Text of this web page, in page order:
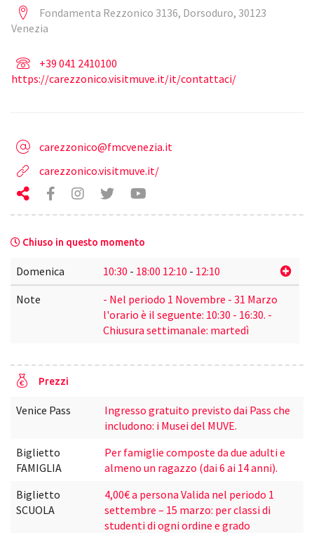
Fondamenta Rezzonico 3136, Dorsoduro, 30123
Venezia
+39 041 2410100
https://carezzonico.visitmuve.it/it/contattaci/
carezzonico@fmcvenezia.it
carezzonico.visitmuve.it/
Chiuso in questo momento
Domenica 10:30 - 18:00 12:10 - 12:10
Note
- Nel periodo 1 Novembre - 31 Marzo
l'orario è il seguente: 10:30 - 16:30. -
Chiusura settimanale: martedì
Prezzi
Venice Pass
Ingresso gratuito previsto dai Pass che
includono: i Musei del MUVE.
Biglietto
FAMIGLIA
Per famiglie composte da due adulti e
almeno un ragazzo (dai 6 ai 14 anni).
Biglietto
SCUOLA
4,00€ a persona Valida nel periodo 1
settembre – 15 marzo: per classi di
studenti di ogni ordine e grado